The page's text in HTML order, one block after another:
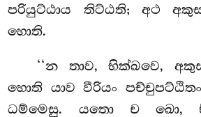
පරියුට්ඨාය තිට්ඨති; අථ
හොති.
‘‘නතාව, භික්ඛවෙ,
හොති යාව වීරියං
ධම්මෙසු. යතො ච ඛො,